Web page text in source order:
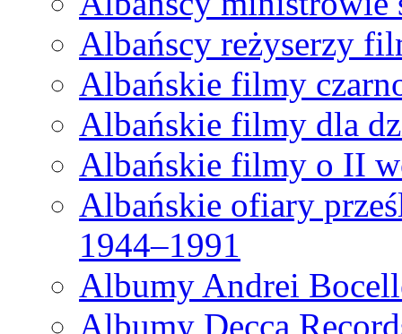
Albańscy reżyserzy
Albańskie filmy
Albańskie filmy dla
Albańskie filmy o II
Albańskie ofiary
1944–1991
Albumy Andrei
Albumy Decca